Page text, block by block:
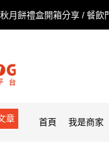
月餅禮盒開箱分享 / 餐飲
章 首頁 我是商家